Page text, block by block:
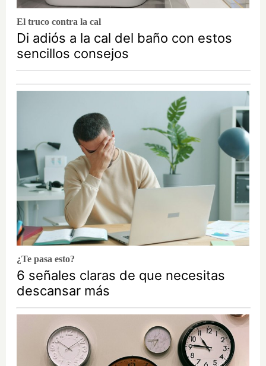
El truco contra la cal
Di adiós a la cal del baño con estos
sencillos consejos
¿Te pasa esto?
6 señales claras de que necesitas
descansar más